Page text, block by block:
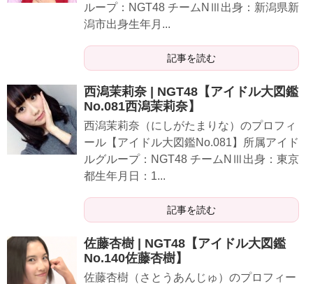
ループ：NGT48 チームNⅢ出身：新潟県新
潟市出身生年月...
記事を読む
西潟茉莉奈 | NGT48【アイドル大図鑑
No.081西潟茉莉奈】
西潟茉莉奈（にしがたまりな）のプロフィ
ール【アイドル大図鑑No.081】所属アイド
ルグループ：NGT48 チームNⅢ出身：東京
都生年月日：1...
記事を読む
佐藤杏樹 | NGT48【アイドル大図鑑
No.140佐藤杏樹】
佐藤杏樹（さとうあんじゅ）のプロフィー